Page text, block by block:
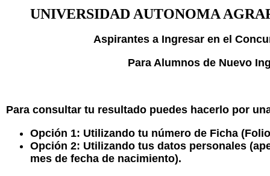
UNIVERSIDAD AUTONOMA
Aspirantes a Ingresar en el
Para Alumnos de Nuevo
Para consultar tu resultado puedes hacerlo por
Opción 1: Utilizando tu número de Ficha
Opción 2: Utilizando tus datos personales
mes de fecha de nacimiento).